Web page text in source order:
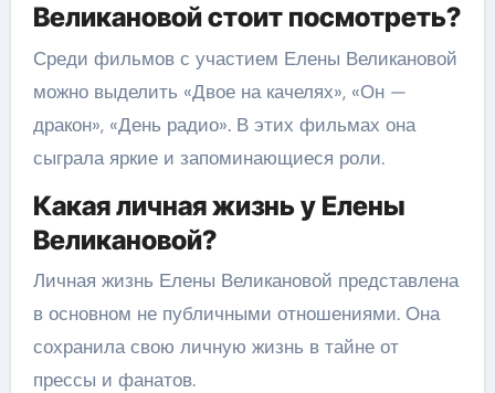
Великановой стоит посмотреть?
Среди фильмов с участием Елены Великановой
можно выделить «Двое на качелях», «Он —
дракон», «День радио». В этих фильмах она
сыграла яркие и запоминающиеся роли.
Какая личная жизнь у Елены
Великановой?
Личная жизнь Елены Великановой представлена
в основном не публичными отношениями. Она
сохранила свою личную жизнь в тайне от
прессы и фанатов.